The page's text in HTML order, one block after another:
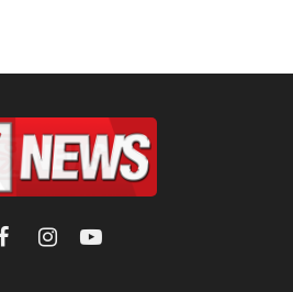
FacebookInstagramYouTube